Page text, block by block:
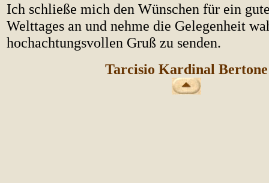
Ich schließe mich den Wünschen für ein
Welttages an und nehme die Gelegenheit
hochachtungsvollen Gruß zu senden.
Tarcisio Kardinal Bertone